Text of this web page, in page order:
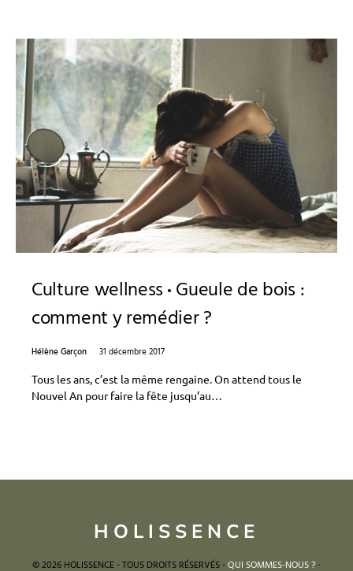
Culture wellness Gueule de bois :
comment y remédier ?
Hélène Garçon
31 décembre 2017
Tous les ans, c’est la même rengaine. On attend tous le
Nouvel An pour faire la fête jusqu’au…
HOLISSENCE
© 2026 HOLISSENCE - TOUS DROITS RÉSERVÉS -QUI SOMMES-NOUS ?-